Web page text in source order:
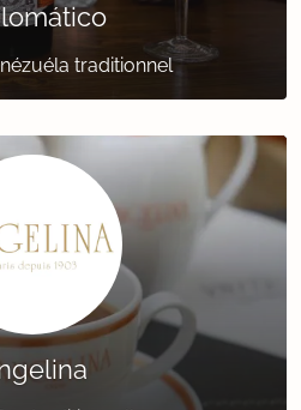
traditionnel